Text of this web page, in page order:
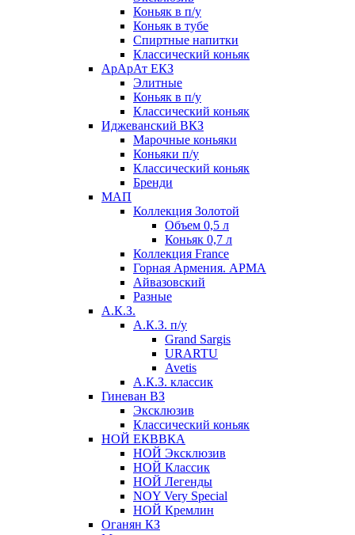
Коньяк в п/у
Коньяк в тубе
Спиртные напитки
Классический коньяк
АрАрАт ЕКЗ
Элитные
Коньяк в п/у
Классический коньяк
Иджеванский ВКЗ
Марочные коньяки
Коньяки п/у
Классический коньяк
Бренди
МАП
Коллекция Золотой
Объем 0,5 л
Коньяк 0,7 л
Коллекция France
Горная Армения. АРМА
Айвазовский
Разные
А.К.З.
А.К.З. п/у
Grand Sargis
URARTU
Avetis
А.К.З. классик
Гиневан ВЗ
Эксклюзив
Классический коньяк
НОЙ ЕКВВКА
НОЙ Эксклюзив
НОЙ Классик
НОЙ Легенды
NOY Very Speсial
НОЙ Кремлин
Оганян КЗ